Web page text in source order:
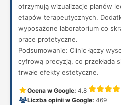
otrzymują wizualizacje planów
etapów terapeutycznych.
wyposażone laboratorium co
prace protetyczne.
Podsumowanie: Clinic łączy
cyfrową precyzją, co przekłada
trwałe efekty estetyczne.
Ocena w Google: 4.8
Liczba opinii w Google: 469